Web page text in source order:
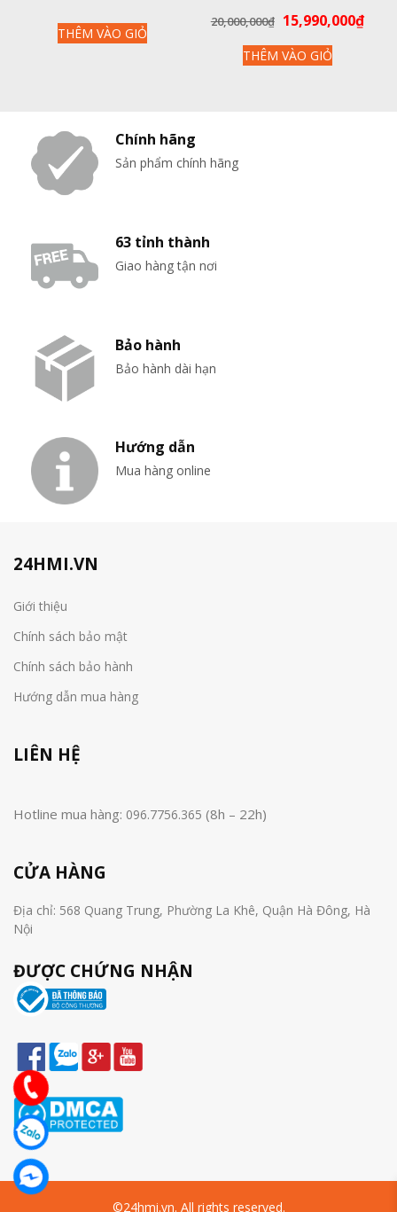
THÊM VÀO GIỎ
508WFTMBI – CÔNG NGHỆ
LÀM LẠNH KÉP, KHỬ KHUẨN
ION 99.99%
20,000,000₫ Giá
gốc
là:
15,990,000₫Giá
THÊM VÀO GIỎ
Chính hãng
Sản phẩm chính hãng
63 tỉnh thành
Giao hàng tận nơi
Bảo hành
Bảo hành dài hạn
Hướng dẫn
Mua hàng online
24HMI.VN
Giới thiệu
Chính sách bảo mật
Chính sách bảo hành
Hướng dẫn mua hàng
LIÊN HỆ
Hotline mua hàng: 096.7756.365 (8h – 22h)
CỬA HÀNG
Địa chỉ: 568 Quang Trung, Phường La Khê, Quận Hà Đông, Hà
Nội
ĐƯỢC CHỨNG NHẬN
©24hmi.vn. All rights reserved.